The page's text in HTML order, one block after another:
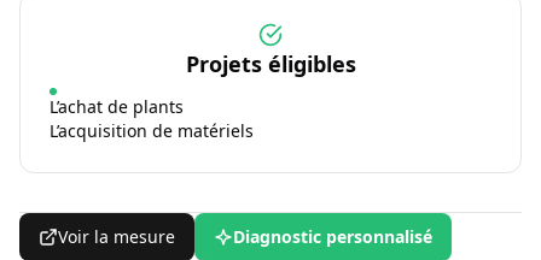
Projets éligibles
L’achat de plants
L’acquisition de matériels
Voir la mesure Diagnostic personnalisé